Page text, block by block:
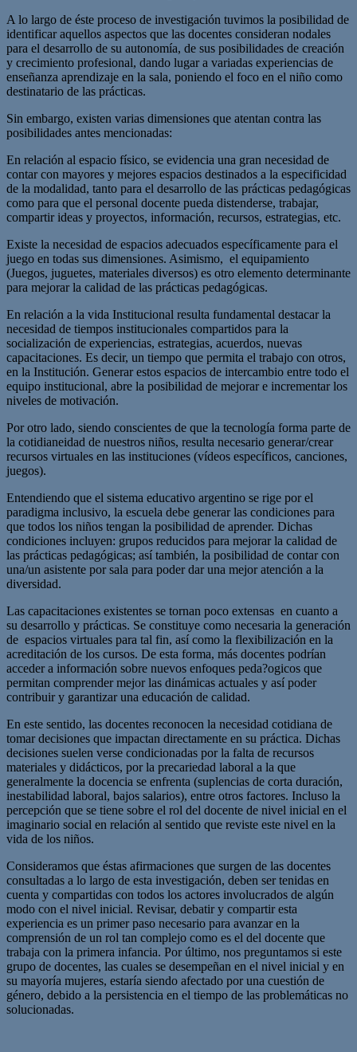
A lo largo de éste proceso de investigación tuvimos la posibilidad de
identificar aquellos aspectos que las docentes consideran nodales
para el desarrollo de su autonomía, de sus posibilidades de creación
y crecimiento profesional, dando lugar a variadas experiencias de
enseñanza aprendizaje en la sala, poniendo el foco en el niño como
destinatario de las prácticas.
Sin embargo, existen varias dimensiones que atentan contra las
posibilidades antes mencionadas:
En relación al espacio físico, se evidencia una gran necesidad de
contar con mayores y mejores espacios destinados a la especificidad
de la modalidad, tanto para el desarrollo de las prácticas pedagógicas
como para que el personal docente pueda distenderse, trabajar,
compartir ideas y proyectos, información, recursos, estrategias, etc.
Existe la necesidad de espacios adecuados específicamente para el
juego en todas sus dimensiones. Asimismo, el equipamiento
(Juegos, juguetes, materiales diversos) es otro elemento determinante
para mejorar la calidad de las prácticas pedagógicas.
En relación a la vida Institucional resulta fundamental destacar la
necesidad de tiempos institucionales compartidos para la
socialización de experiencias, estrategias, acuerdos, nuevas
capacitaciones. Es decir, un tiempo que permita el trabajo con otros,
en la Institución. Generar estos espacios de intercambio entre todo el
equipo institucional, abre la posibilidad de mejorar e incrementar los
niveles de motivación.
Por otro lado, siendo conscientes de que la tecnología forma parte de
la cotidianeidad de nuestros niños, resulta necesario generar/crear
recursos virtuales en las instituciones (vídeos específicos, canciones,
juegos).
Entendiendo que el sistema educativo argentino se rige por el
paradigma inclusivo, la escuela debe generar las condiciones para
que todos los niños tengan la posibilidad de aprender. Dichas
condiciones incluyen: grupos reducidos para mejorar la calidad de
las prácticas pedagógicas; así también, la posibilidad de contar con
una/un asistente por sala para poder dar una mejor atención a la
diversidad.
Las capacitaciones existentes se tornan poco extensas en cuanto a
su desarrollo y prácticas. Se constituye como necesaria la generación
de espacios virtuales para tal fin, así como la flexibilización en la
acreditación de los cursos. De esta forma, más docentes podrían
acceder a información sobre nuevos enfoques peda?ogicos que
permitan comprender mejor las dinámicas actuales y así poder
contribuir y garantizar una educación de calidad.
En este sentido, las docentes reconocen la necesidad cotidiana de
tomar decisiones que impactan directamente en su práctica. Dichas
decisiones suelen verse condicionadas por la falta de recursos
materiales y didácticos, por la precariedad laboral a la que
generalmente la docencia se enfrenta (suplencias de corta duración,
inestabilidad laboral, bajos salarios), entre otros factores. Incluso la
percepción que se tiene sobre el rol del docente de nivel inicial en el
imaginario social en relación al sentido que reviste este nivel en la
vida de los niños.
Consideramos que éstas afirmaciones que surgen de las docentes
consultadas a lo largo de esta investigación, deben ser tenidas en
cuenta y compartidas con todos los actores involucrados de algún
modo con el nivel inicial. Revisar, debatir y compartir esta
experiencia es un primer paso necesario para avanzar en la
comprensión de un rol tan complejo como es el del docente que
trabaja con la primera infancia. Por último, nos preguntamos si este
grupo de docentes, las cuales se desempeñan en el nivel inicial y en
su mayoría mujeres, estaría siendo afectado por una cuestión de
género, debido a la persistencia en el tiempo de las problemáticas no
solucionadas.